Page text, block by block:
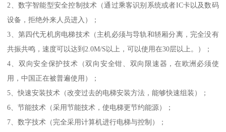
2、数字智能型安全控制技术（通过乘客识别系统或者IC卡以及数码
设备，拒绝外来人员进入）；
3、第四代无机房电梯技术（主机必须与导轨和轿厢分离，完全没有
共振共鸣，速度可以达到2.0M/S以上，可以使用在30层以上。）；
4、双向安全保护技术（双向安全钳、双向限速器，在欧洲必须使
用，中国正在被普遍使用）；
5、快速安装技术（改变过去的电梯安装方法，能够快速组装）；
6、节能技术（采用节能技术，使电梯更节约能源）；
7、数字技术（完全采用计算机进行电梯与控制）；